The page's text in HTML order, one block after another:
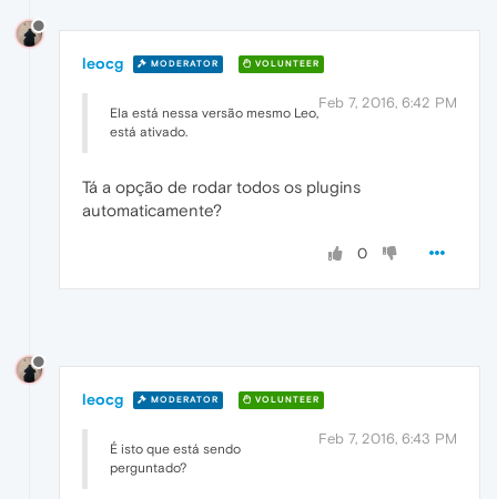
leocg MODERATOR VOLUNTEER
Feb 7, 2016, 6:42 PM
Ela está nessa versão mesmo Leo,
está ativado.
Tá a opção de rodar todos os plugins
automaticamente?
0
leocg MODERATOR VOLUNTEER
Feb 7, 2016, 6:43 PM
É isto que está sendo
perguntado?